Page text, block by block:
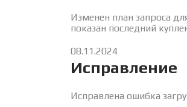
Изменен план запроса
показан последний
08.11.2024
Исправление
Исправлена ошибка